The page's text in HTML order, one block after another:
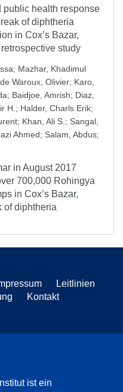
health response
of diphtheria
in Cox’s Bazar,
study
; Mazhar, Khadimul
Waroux, Olivier; Karo,
; Baidjoe, Amrish; Diaz,
H. ; Halder, Charls Erik;
; Khan, Ali S. ; Sangal,
Ahmed; Salam, Abdus;
in August 2017
700,000 Rohingya
in Cox’s Bazar,
of diphtheria
Leitlinien
Kontakt
ist ein